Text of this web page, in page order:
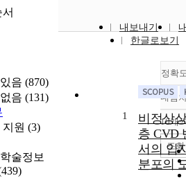
음 (870)
음 (131)
지원 (3)
술정보
내보내기
한글로보기
정확
내림
10개
조회
1
비정상
층 CVD
서의 입
분포의